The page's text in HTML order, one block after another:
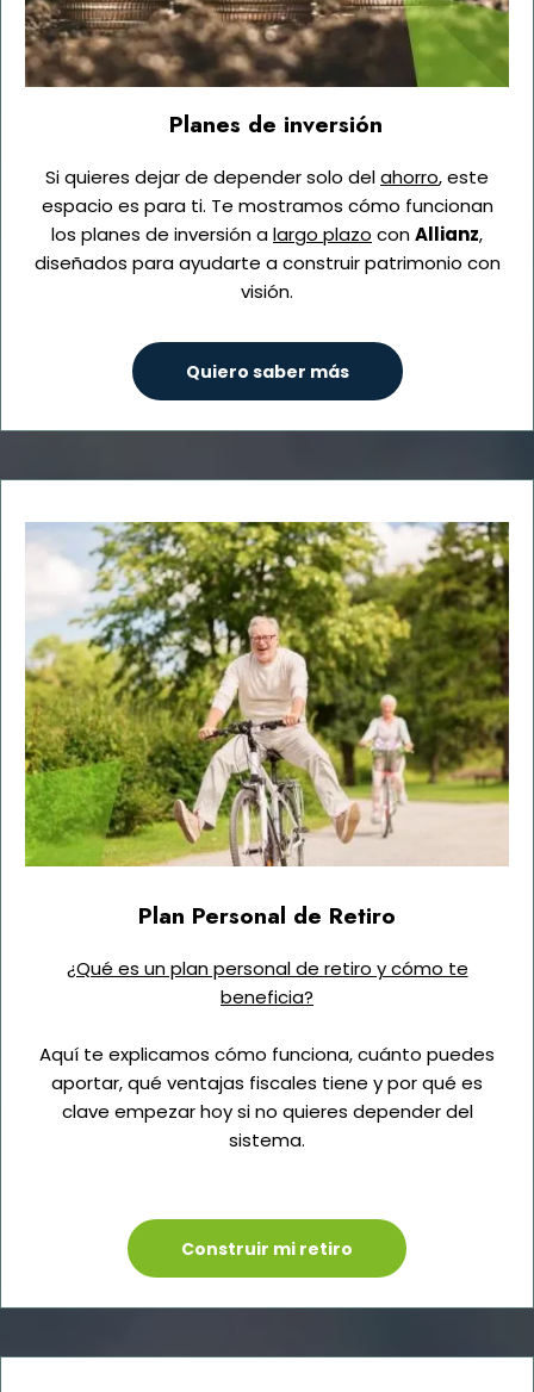
Planes de inversión
Si quieres dejar de depender solo delahorro, este
espacio es para ti. Te mostramos cómo funcionan
los planes de inversión alargo plazo conAllianz,
diseñados para ayudarte a construir patrimonio con
visión.
Quiero saber más
Plan Personal de Retiro
¿Qué es un plan personal de retiro y cómo te
beneficia?
Aquí te explicamos cómo funciona, cuánto puedes
aportar, qué ventajas fiscales tiene y por qué es
clave empezar hoy si no quieres depender del
sistema.
Construir mi retiro